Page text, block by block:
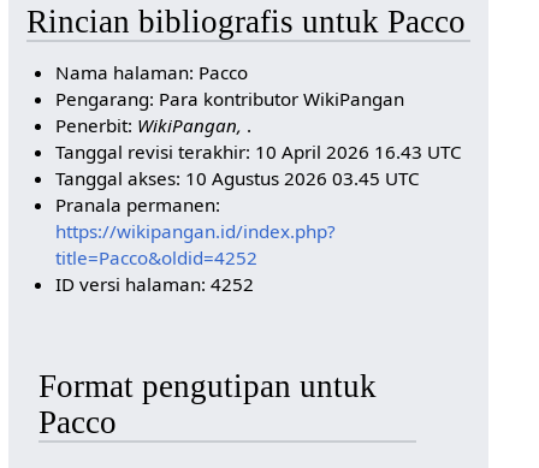
Rincian bibliografis untuk Pacco
Nama halaman: Pacco
Pengarang: Para kontributor WikiPangan
Penerbit: WikiPangan, .
Tanggal revisi terakhir: 10 April 2026 16.43 UTC
Tanggal akses: 10 Agustus 2026 03.45 UTC
Pranala permanen:
https://wikipangan.id/index.php?
title=Pacco&oldid=4252
ID versi halaman: 4252
Format pengutipan untuk
Pacco